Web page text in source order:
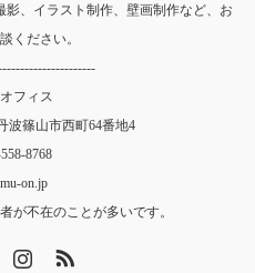
、イラスト制作、壁画制作など、お
ください。
フィス
波篠山市西町64番地4
8768
on.jp
とが多いです。